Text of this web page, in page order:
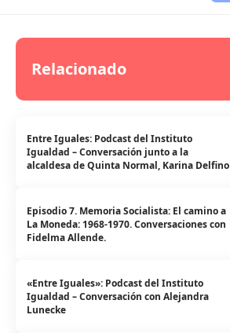
Relacionado
Entre Iguales: Podcast del Instituto
Igualdad – Conversación junto a la
alcaldesa de Quinta Normal, Karina Delfino
Episodio 7. Memoria Socialista: El camino a
La Moneda: 1968-1970. Conversaciones con
Fidelma Allende.
«Entre Iguales»: Podcast del Instituto
Igualdad – Conversación con Alejandra
Lunecke